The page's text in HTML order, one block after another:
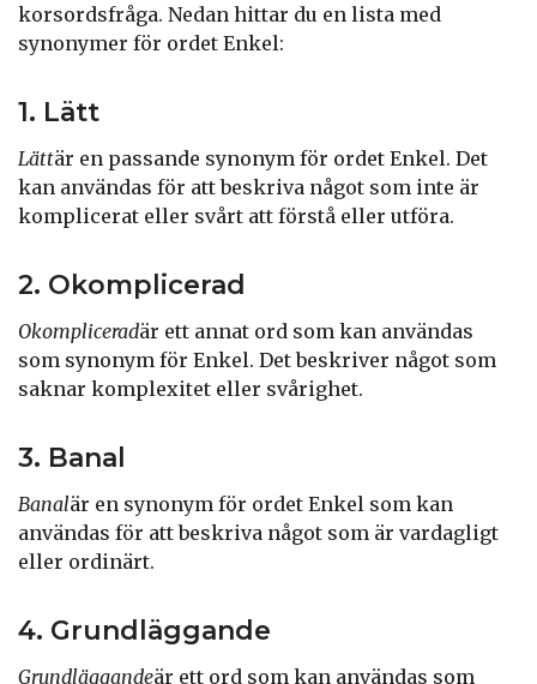
korsordsfråga. Nedan hittar du en lista med
synonymer för ordet Enkel:
1. Lätt
Lättär en passande synonym för ordet Enkel. Det
kan användas för att beskriva något som inte är
komplicerat eller svårt att förstå eller utföra.
2. Okomplicerad
Okompliceradär ett annat ord som kan användas
som synonym för Enkel. Det beskriver något som
saknar komplexitet eller svårighet.
3. Banal
Banalär en synonym för ordet Enkel som kan
användas för att beskriva något som är vardagligt
eller ordinärt.
4. Grundläggande
Grundläggandeär ett ord som kan användas som